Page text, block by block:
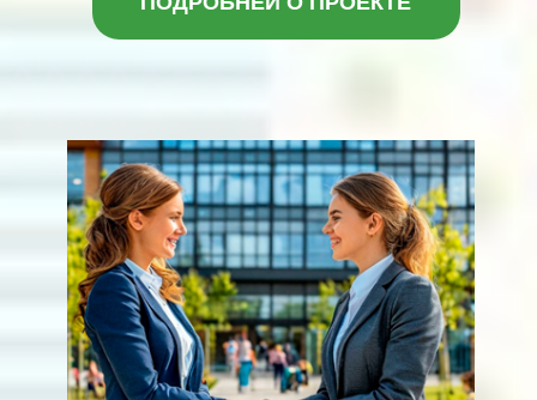
ПОДРОБНЕЙ О ПРОЕКТЕ
СЕРДЦЕ ПОМНИТ - ПОБЕДА
ОБЪЕДИНЯЕТ